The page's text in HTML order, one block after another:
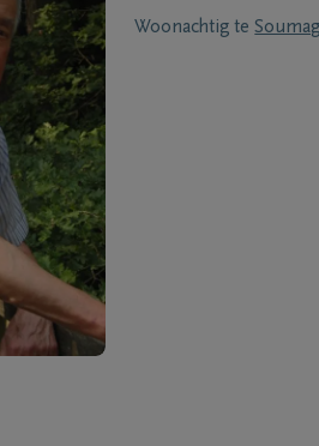
Woonachtig te